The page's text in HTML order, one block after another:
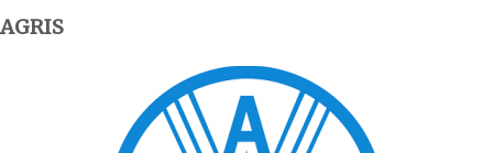
AGRIS